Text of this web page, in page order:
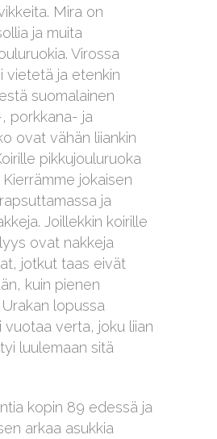
Mira on
ja muita
Virossa
vietetä ja etenkin
suomalainen
porkkana- ja
ovat vähän liiankin
pikkujouluruoka
jokaisen
ja
Joillekkin koirille
ovat nakkeja
jotkut taas eivät
kuin pienen
lopussa
vuotaa verta, joku liian
luulemaan sitä
kopin 89 edessä ja
arkaa asukkia